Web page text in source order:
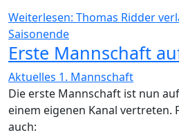
Weiterlesen: Thomas Ridder
Saisonende
Erste Mannschaft
Aktuelles 1. Mannschaft
Die erste Mannschaft ist nun
einem eigenen Kanal vertreten.
auch: